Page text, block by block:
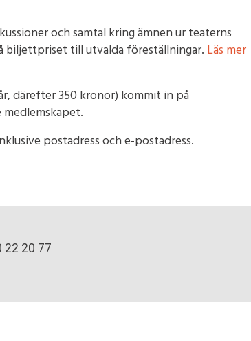
och samtal kring ämnen ur teaterns
biljettpriset till utvalda föreställningar. Läs mer
därefter 350 kronor) kommit in på
medlemskapet.
postadress och e-postadress.
22 20 77